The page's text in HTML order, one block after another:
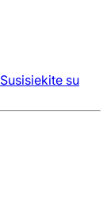
Susisiekite su